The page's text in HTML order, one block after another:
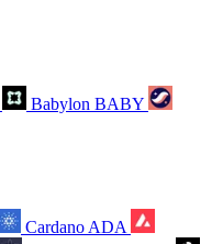
Babylon BABY
Cardano ADA